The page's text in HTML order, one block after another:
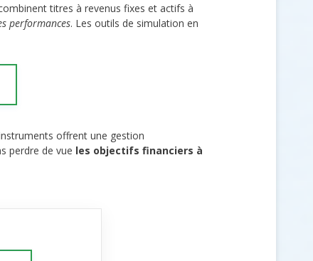
titres à revenus fixes et actifs à
performances. Les outils de simulation en
offrent une gestion
perdre de vue les objectifs financiers à